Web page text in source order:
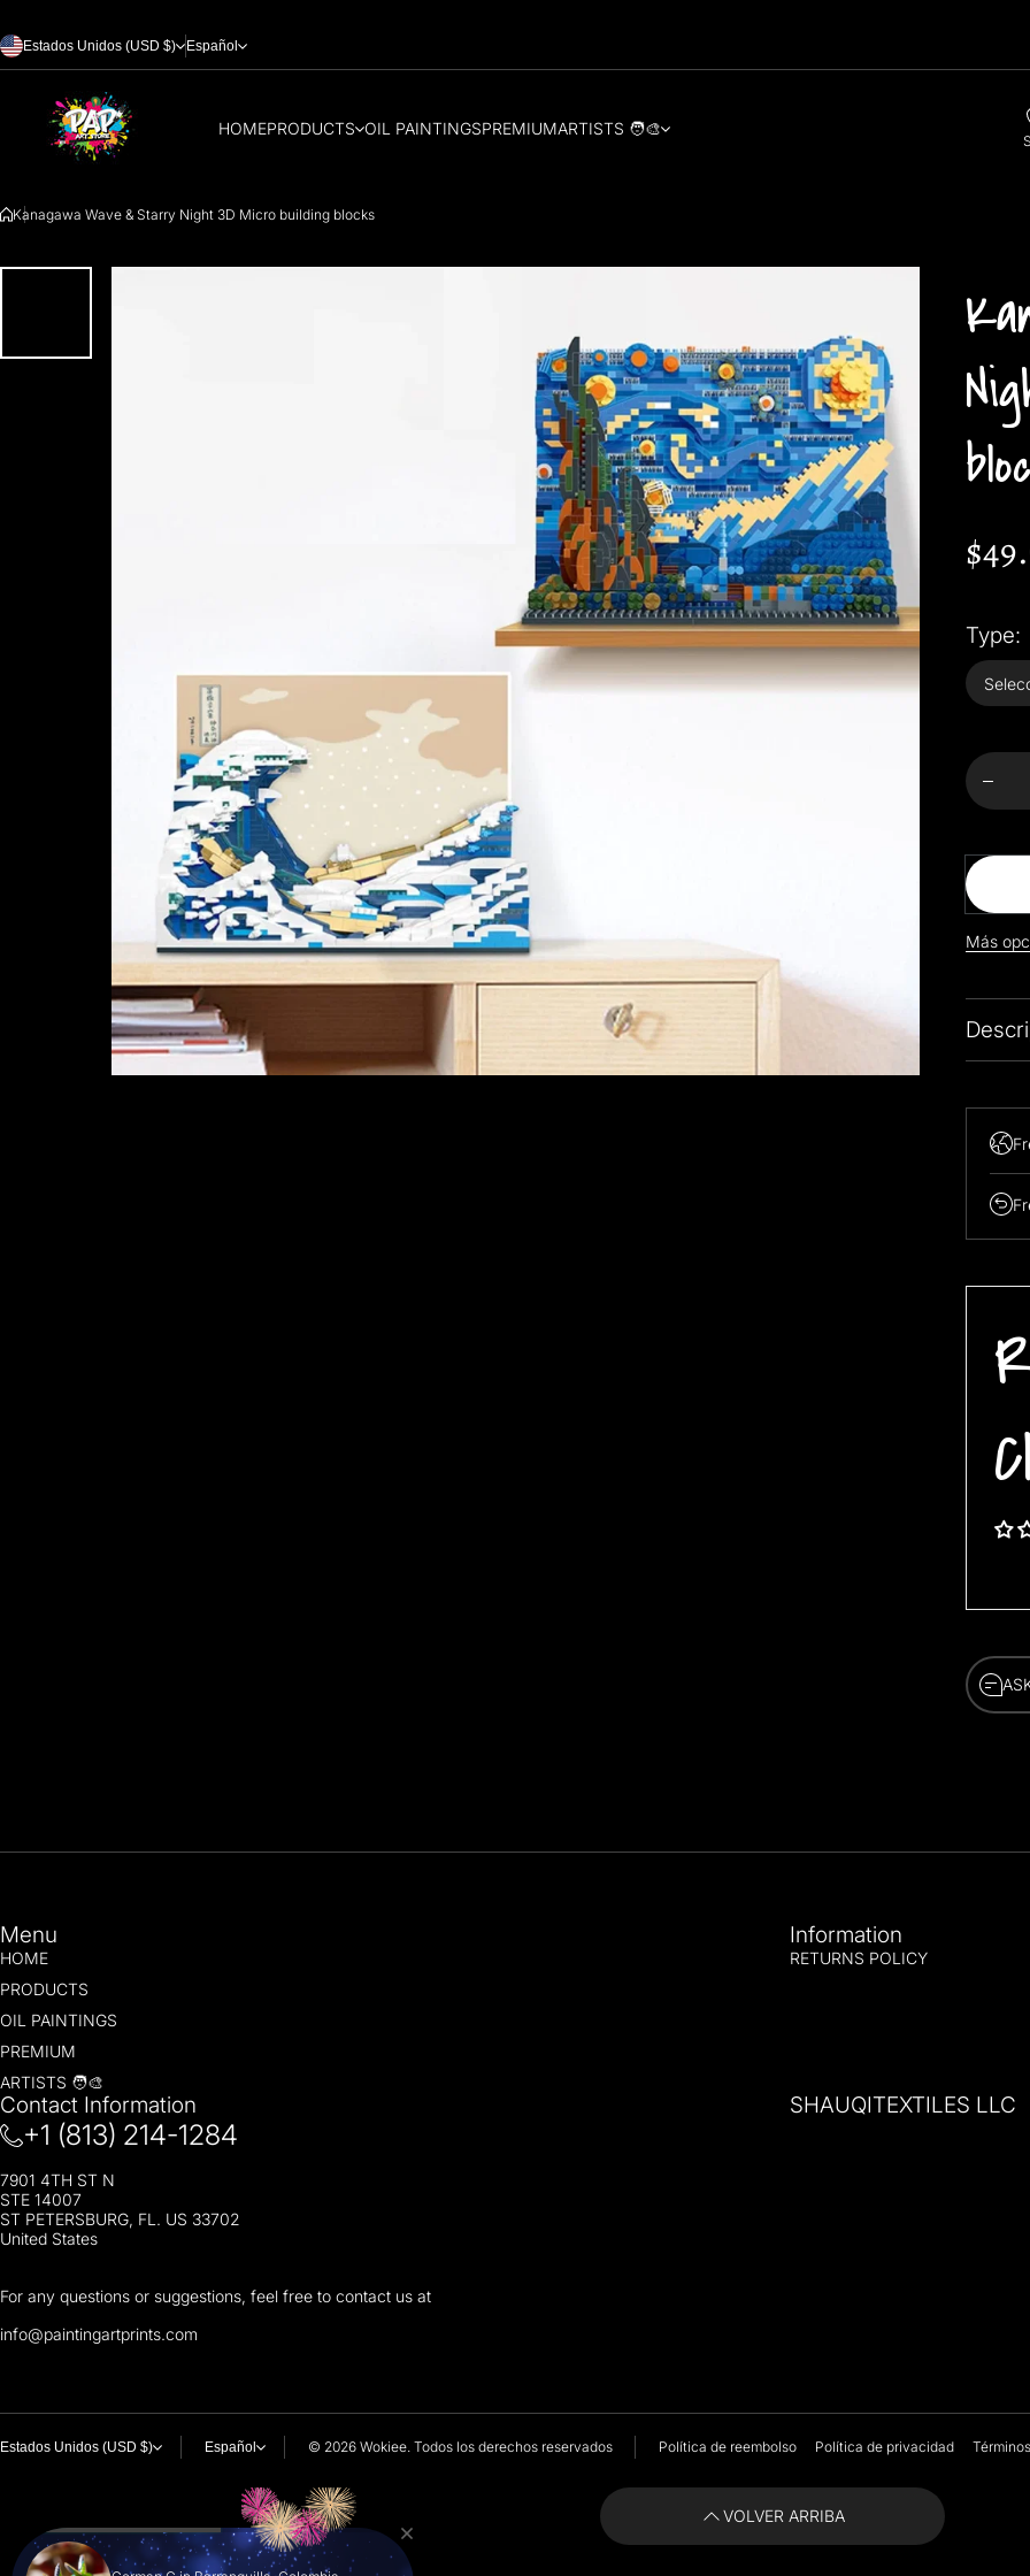
Estados Unidos (USD $) Español
HOMEPRODUCTS OIL PAINTINGSPREMIUMARTISTS 🧑‍🎨
Kanagawa Wave & Starry Night 3D Micro building blocks
Type:
Night
Más
Menu
HOME
PRODUCTS
OIL PAINTINGS
PREMIUM
ARTISTS 🧑‍🎨
Information
RETURNS POLICY
Contact Information
+1 (813) 214-1284
7901 4TH ST N
STE 14007
ST PETERSBURG, FL. US 33702
United States
For any questions or suggestions, feel free to contact us at
info@paintingartprints.com
SHAUQITEXTILES LLC
Estados Unidos (USD $) Español © 2026 Wokiee. Todos los derechos reservados Política de reembolso Política de privacidad
VOLVER ARRIBA